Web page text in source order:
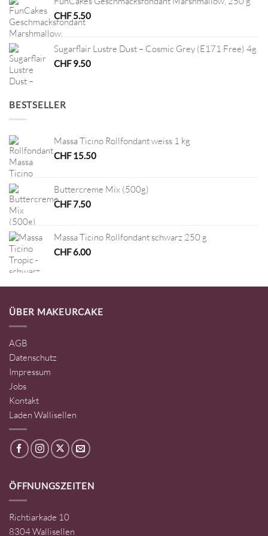
CHF5.50
Sugarflair Lustre Dust – Cosmic Grey (E171 Free) 4g
CHF9.50
BESTSELLER
Massa Ticino Rollfondant weiss 1 kg
CHF15.50
Buttercreme Mix (500g)
CHF7.50
Massa Ticino Rollfondant schwarz 250 g
CHF6.00
ÜBER MAKEURCAKE
AGB
Datenschutz
Impressum
Jobs
Kontakt
Laden Wallisellen
ÖFFNUNGSZEITEN
Richtiarkade 10
8304 Wallisellen